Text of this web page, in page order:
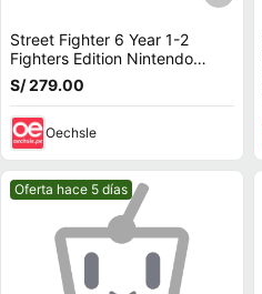
Street Fighter 6 Year 1-2
Fighters Edition Nintendo
Switch 2 Latam - PREVENTA
S/ 279.00
Oechsle
Mejor precio.
Oferta hace 5 días